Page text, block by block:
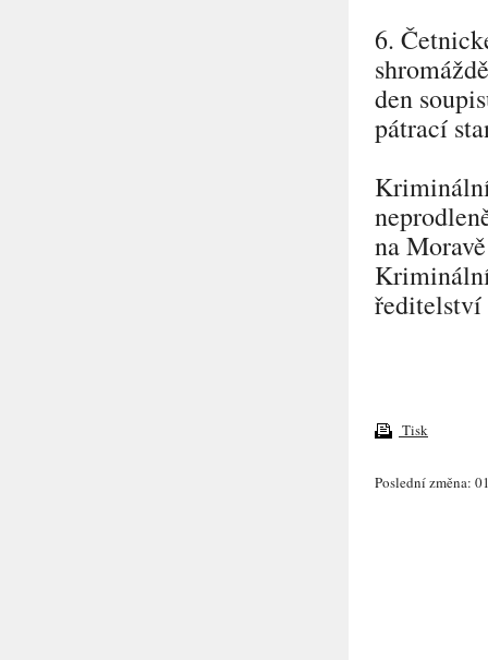
6.
den
pátrací
na
ředitelství
Tisk
Poslední změna: